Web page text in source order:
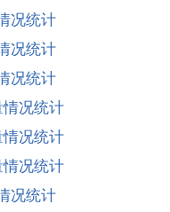
况统计
况统计
况统计
情况统计
情况统计
情况统计
况统计